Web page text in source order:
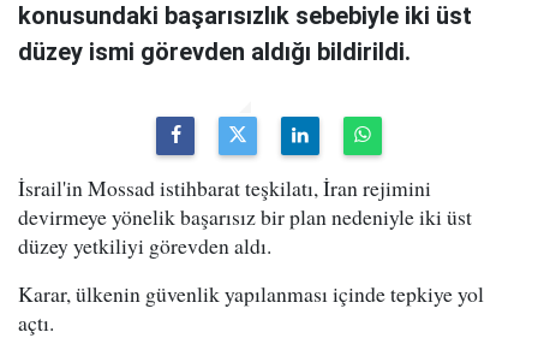
konusundaki başarısızlık sebebiyle iki üst
düzey ismi görevden aldığı bildirildi.
İsrail'in Mossad istihbarat teşkilatı, İran rejimini
devirmeye yönelik başarısız bir plan nedeniyle iki üst
düzey yetkiliyi görevden aldı.
Karar, ülkenin güvenlik yapılanması içinde tepkiye yol
açtı.